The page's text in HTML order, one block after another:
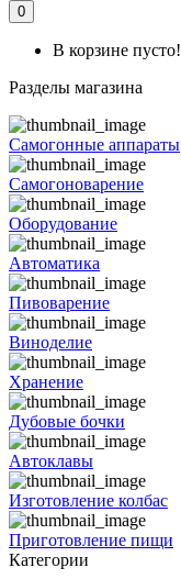
0
В корзине пусто!
Разделы магазина
Самогонные аппараты
Самогоноварение
Оборудование
Автоматика
Пивоварение
Виноделие
Хранение
Дубовые бочки
Автоклавы
Изготовление колбас
Приготовление пищи
Категории